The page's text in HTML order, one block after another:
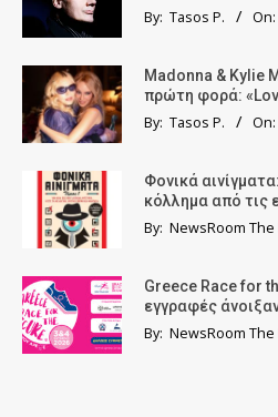
By: Tasos P. On:
Madonna & Kylie
πρώτη φορά:
By: Tasos P. On:
Φονικά
κόλλημα από τις
By: NewsRoom The
Greece Race for
εγγραφές
By: NewsRoom The